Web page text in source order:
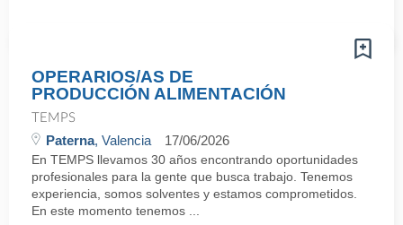
OPERARIOS/AS DE
PRODUCCIÓN ALIMENTACIÓN
TEMPS
Paterna, Valencia 17/06/2026
En TEMPS llevamos 30 años encontrando oportunidades
profesionales para la gente que busca trabajo. Tenemos
experiencia, somos solventes y estamos comprometidos.
En este momento tenemos ...